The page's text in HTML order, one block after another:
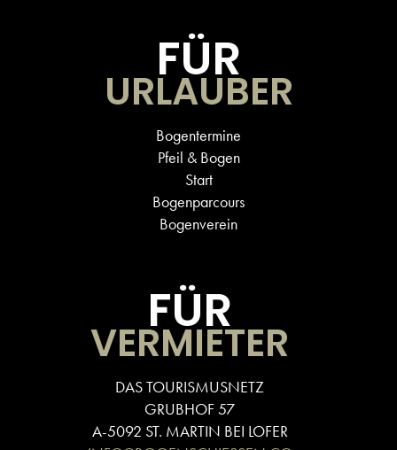
FÜR
URLAUBER
Bogentermine
Pfeil & Bogen
Start
Bogenparcours
Bogenverein
FÜR
VERMIETER
DAS TOURISMUSNETZ
GRUBHOF 57
A-5092 ST. MARTIN BEI LOFER